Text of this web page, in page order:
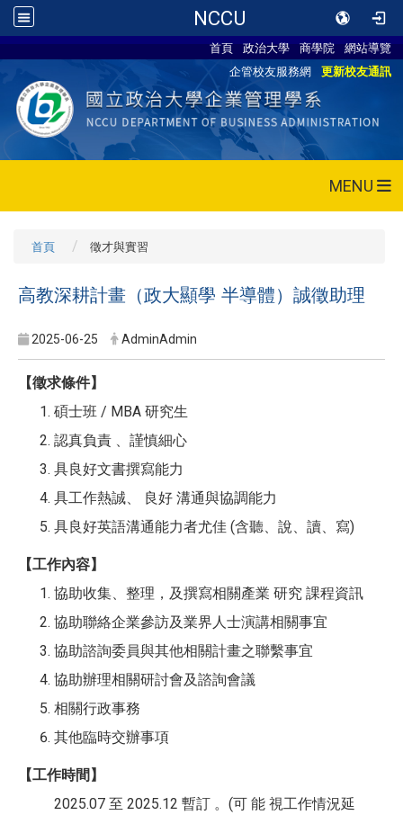
NCCU
首頁 政治大學 商學院
網站導覽
企管校友服務網
更新校友通訊
MENU
首頁 徵才與實習
高教深耕計畫（政大顯學 半導體）誠徵助理
2025-06-25 AdminAdmin
【徵求條件】
碩士班 / MBA 研究生
認真負責 、謹慎細心
具良好文書撰寫能力
具工作熱誠、 良好 溝通與協調能力
具良好英語溝通能力者尤佳 (含聽、說、讀、寫)
【工作內容】
協助收集、整理，及撰寫相關產業 研究 課程資訊
協助聯絡企業參訪及業界人士演講相關事宜
協助諮詢委員與其他相關計畫之聯繫事宜
協助辦理相關研討會及諮詢會議
相關行政事務
其他臨時交辦事項
【工作時間】
2025.07 至 2025.12 暫訂 。(可 能 視工作情況延